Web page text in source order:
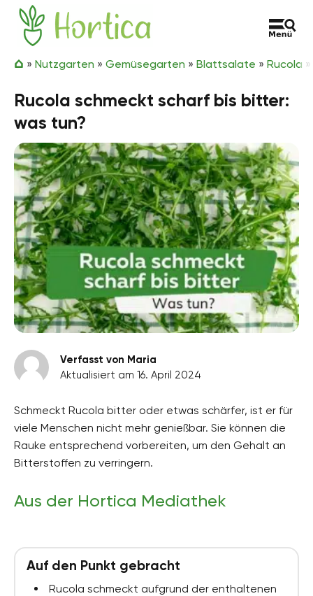
Zum Inhalt springen
Hortica
» Nutzgarten » Gemüsegarten » Blattsalate » Rucola »
Rucola schmeckt scharf bis bitter:
was tun?
Verfasst von Maria
Aktualisiert am 16. April 2024
Schmeckt Rucola bitter oder etwas schärfer, ist er für
viele Menschen nicht mehr genießbar. Sie können die
Rauke entsprechend vorbereiten, um den Gehalt an
Bitterstoffen zu verringern.
Aus der Hortica Mediathek
Auf den Punkt gebracht
Rucola schmeckt aufgrund der enthaltenen